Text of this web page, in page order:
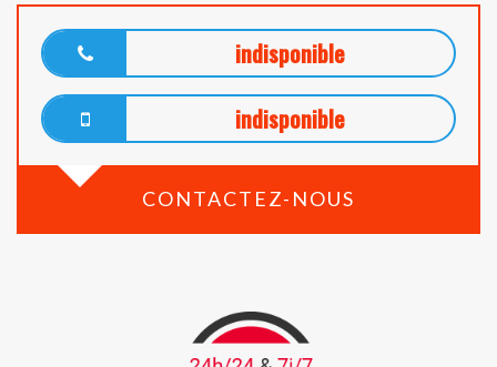
indisponible
indisponible
CONTACTEZ-NOUS